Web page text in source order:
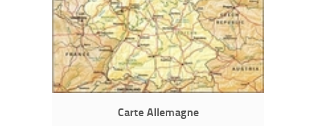
Carte Allemagne